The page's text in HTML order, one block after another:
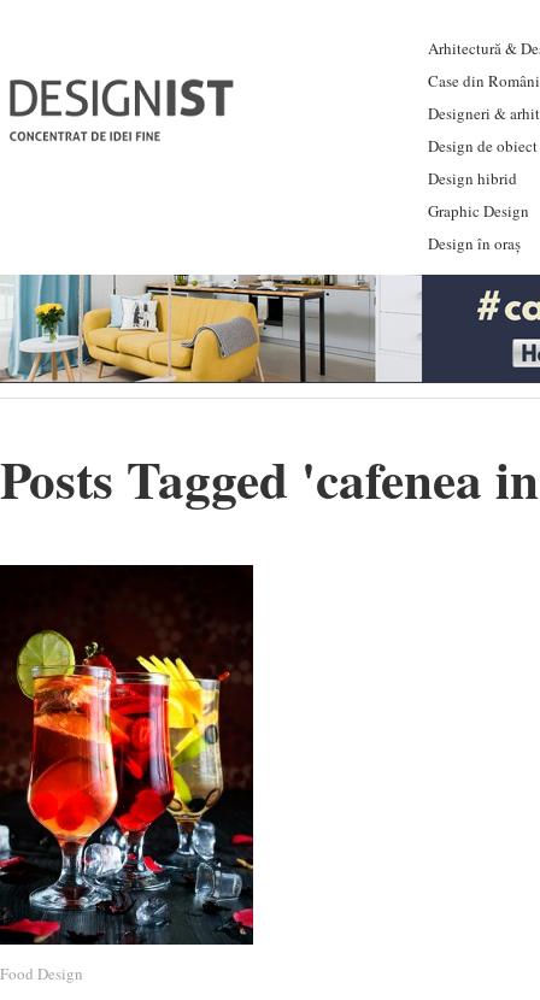
Arhitectură &
Case din
Designeri &
Design de obiect
Design hibrid
Graphic Design
Design în oraș
Posts Tagged 'cafenea
Food Design
Food Design